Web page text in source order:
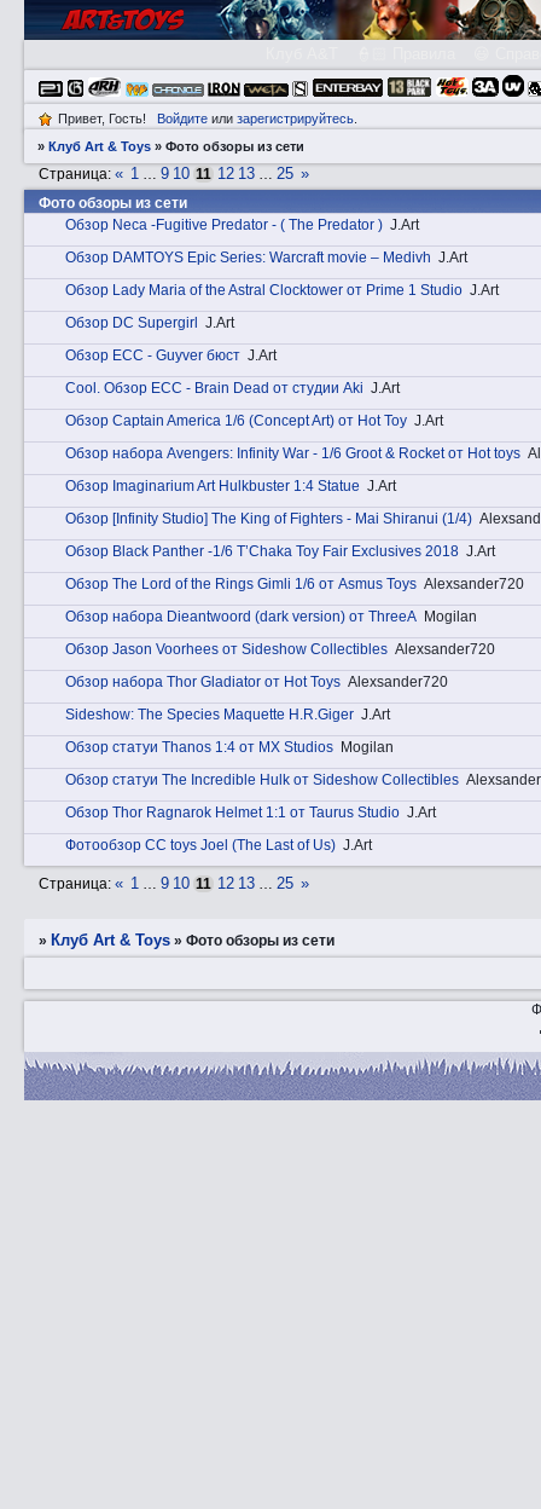
Привет, Гость! Войдитеили зарегистрируйтесь.
»Клуб Art & Toys »Фото обзоры из сети
Фото обзоры из сети
Страница:« 1 … 9 10 11 12 13 … 25 »
Обзор Neca -Fugitive Predator - ( The Predator ) J.Art
Обзор DAMTOYS Epic Series: Warcraft movie – Medivh J.Art
Обзор Lady Maria of the Astral Clocktower от Prime 1 Studio J.Art
Обзор DC Supergirl
J.Art
Обзор ECC - Guyver бюст J.Art
Cоol. Обзор ECC - Brain Dead от студии Aki J.Art
Обзор Captain America 1/6 (Concept Art) от Hot Toy J.Art
Обзор набора Avengers: Infinity War - 1/6 Groot & Rocket от Hot toys
Обзор Imaginarium Art Hulkbuster 1:4 Statue J.Art
Обзор [Infinity Studio] The King of Fighters - Mai Shiranui (1/4)
Обзор Black Panther -1/6 T’Chaka Toy Fair Exclusives 2018 J.Art
Обзор The Lord of the Rings Gimli 1/6 от Asmus Toys Alexsander720
Обзор набора Dieantwoord (dark version) от ThreeA Mogilan
Обзор Jason Voorhees от Sideshow Collectibles Alexsander720
Обзор набора Thor Gladiator от Hot Toys Alexsander720
Sideshow: The Species Maquette H.R.Giger J.Art
Обзор статуи Thanos 1:4 от MX Studios Mogilan
Обзор статуи The Incredible Hulk от Sideshow Collectibles
Обзор Thor Ragnarok Helmet 1:1 от Taurus Studio J.Art
Фотообзор CC toys Joel (The Last of Us) J.Art
Страница:« 1 … 9 10 11 12 13 … 25 »
» Клуб Art & Toys »Фото обзоры из сети